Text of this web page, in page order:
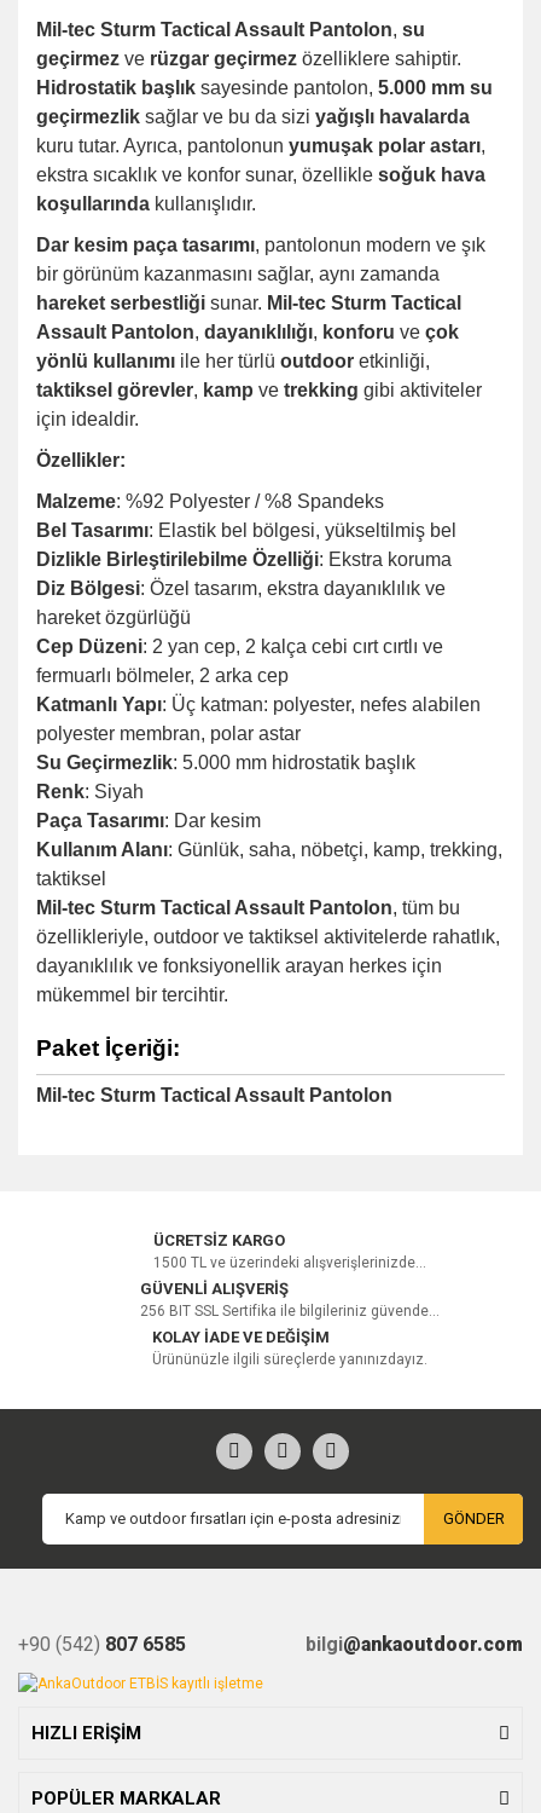
Mil-tec Sturm Tactical Assault Pantolon, su
geçirmez ve rüzgar geçirmez özelliklere sahiptir.
Hidrostatik başlık sayesinde pantolon, 5.000 mm su
geçirmezlik sağlar ve bu da sizi yağışlı havalarda
kuru tutar. Ayrıca, pantolonun yumuşak polar astarı,
ekstra sıcaklık ve konfor sunar, özellikle soğuk hava
koşullarında kullanışlıdır.
Dar kesim paça tasarımı, pantolonun modern ve şık
bir görünüm kazanmasını sağlar, aynı zamanda
hareket serbestliği sunar. Mil-tec Sturm Tactical
Assault Pantolon, dayanıklılığı, konforu ve çok
yönlü kullanımı ile her türlü outdoor etkinliği,
taktiksel görevler, kamp ve trekking gibi aktiviteler
için idealdir.
Özellikler:
Malzeme: %92 Polyester / %8 Spandeks
Bel Tasarımı: Elastik bel bölgesi, yükseltilmiş bel
Dizlikle Birleştirilebilme Özelliği: Ekstra koruma
Diz Bölgesi: Özel tasarım, ekstra dayanıklılık ve
hareket özgürlüğü
Cep Düzeni: 2 yan cep, 2 kalça cebi cırt cırtlı ve
fermuarlı bölmeler, 2 arka cep
Katmanlı Yapı: Üç katman: polyester, nefes alabilen
polyester membran, polar astar
Su Geçirmezlik: 5.000 mm hidrostatik başlık
Renk: Siyah
Paça Tasarımı: Dar kesim
Kullanım Alanı: Günlük, saha, nöbetçi, kamp, trekking,
taktiksel
Mil-tec Sturm Tactical Assault Pantolon, tüm bu
özellikleriyle, outdoor ve taktiksel aktivitelerde rahatlık,
dayanıklılık ve fonksiyonellik arayan herkes için
mükemmel bir tercihtir.
Paket İçeriği:
Mil-tec Sturm Tactical Assault Pantolon
Bu ürüne ilk yorumu siz yapın!
Yorum Yaz
ÜCRETSİZ KARGO
1500 TL ve üzerindeki alışverişlerinizde...
GÜVENLİ ALIŞVERİŞ
256 BIT SSL Sertifika ile bilgileriniz güvende...
KOLAY İADE VE DEĞİŞİM
Ürününüzle ilgili süreçlerde yanınızdayız.
GÖNDER
+90 (542) 807 6585 bilgi@ankaoutdoor.com
HIZLI ERİŞİM
POPÜLER MARKALAR